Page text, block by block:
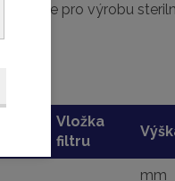
filtrace pro výrobu
Vložka
filtru
mm